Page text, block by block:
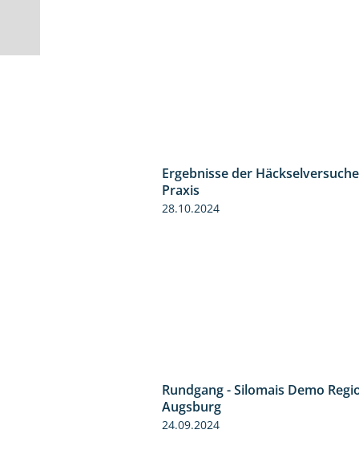
Ergebnisse der
Praxis
28.10.2024
Rundgang - Silomais Demo
Augsburg
24.09.2024